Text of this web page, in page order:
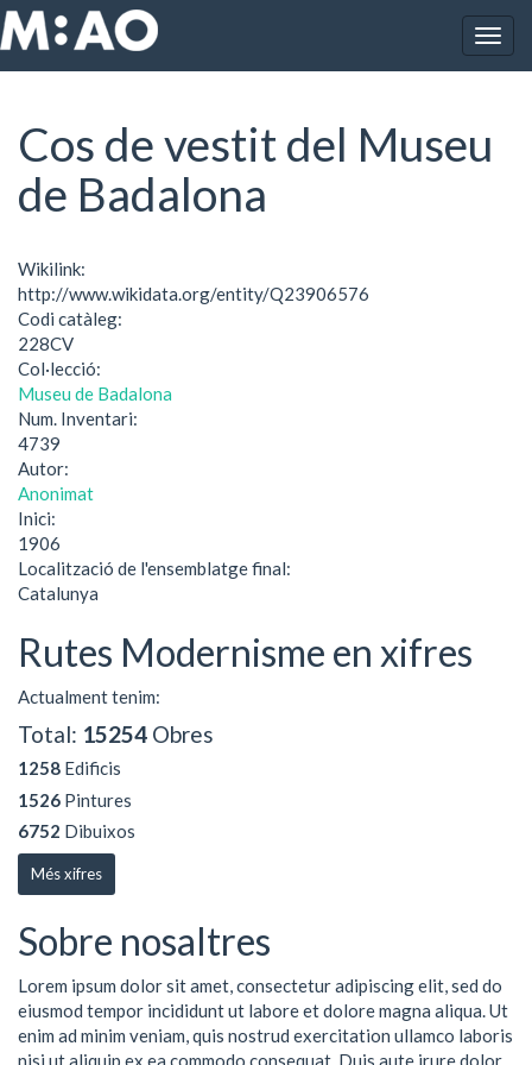
Vés al contingut
Inici Cos de vestit del Museu de Badalona
Cos de vestit del Museu
de Badalona
Wikilink:
http://www.wikidata.org/entity/Q23906576
Codi catàleg:
228CV
Col·lecció:
Museu de Badalona
Num. Inventari:
4739
Autor:
Anonimat
Inici:
1906
Localització de l'ensemblatge final:
Catalunya
Rutes Modernisme en xifres
Actualment tenim:
Total: 15254 Obres
1258 Edificis
1526 Pintures
6752 Dibuixos
Més xifres
Sobre nosaltres
Lorem ipsum dolor sit amet, consectetur adipiscing elit, sed do
eiusmod tempor incididunt ut labore et dolore magna aliqua. Ut
enim ad minim veniam, quis nostrud exercitation ullamco laboris
nisi ut aliquip ex ea commodo consequat. Duis aute irure dolor